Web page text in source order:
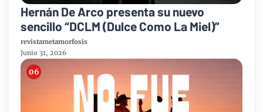
Hernán De Arco presenta su nuevo
sencillo “DCLM (Dulce Como La Miel)”
revistametamorfosis
Junio 31, 2026